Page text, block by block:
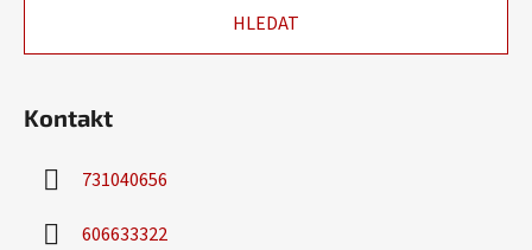
HLEDAT
Kontakt
731040656
606633322